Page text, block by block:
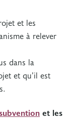
et les
à relever
dans la
et qu’il est
et les